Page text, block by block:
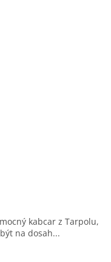
kabcar z Tarpolu,
na dosah...